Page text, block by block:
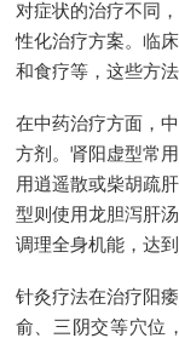
对症状的治疗不同
性化治疗方案。临
和食疗等，这些方
在中药治疗方面，
方剂。肾阳虚型常
用逍遥散或柴胡疏
型则使用龙胆泻肝
调理全身机能，达
针灸疗法在治疗阳
俞、三阴交等穴位